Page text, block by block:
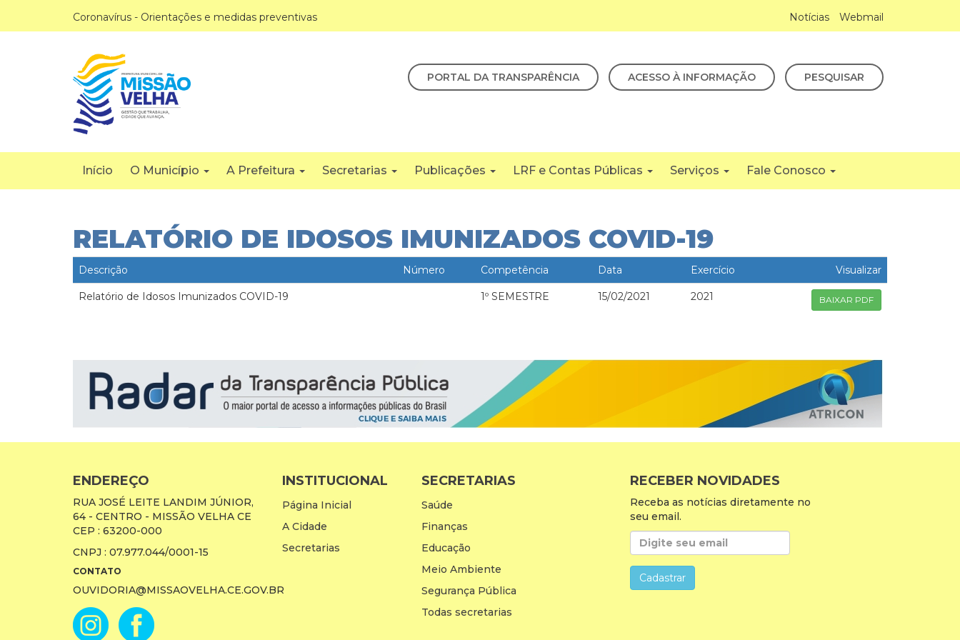
Coronavírus - Orientações e medidas preventivas Notícias Webmail
PORTAL DA TRANSPARÊNCIA ACESSO À INFORMAÇÃO PESQUISAR
Início O Município A Prefeitura Secretarias Publicações LRF e Contas Públicas Serviços Fale Conosco
RELATÓRIO DE IDOSOS IMUNIZADOS COVID-19
Descrição Número Competência Data Exercício Visualizar
Relatório de Idosos Imunizados COVID-19 1º SEMESTRE 15/02/2021 2021 BAIXAR PDF
ENDEREÇO
RUA JOSÉ LEITE LANDIM JÚNIOR,
64 - CENTRO - MISSÃO VELHA CE
CEP : 63200-000
CNPJ : 07.977.044/0001-15
CONTATO
OUVIDORIA@MISSAOVELHA.CE.GOV.BR
INSTITUCIONAL
Página Inicial
A Cidade
Secretarias
SECRETARIAS
Saúde
Finanças
Educação
Meio Ambiente
Segurança Pública
Todas secretarias
RECEBER NOVIDADES
Receba as notícias diretamente no
seu email.